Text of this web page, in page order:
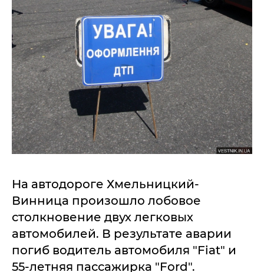
На автодороге Хмельницкий-
Винница произошло лобовое
столкновение двух легковых
автомобилей. В результате аварии
погиб водитель автомобиля "Fiat" и
55-летняя пассажирка "Ford".